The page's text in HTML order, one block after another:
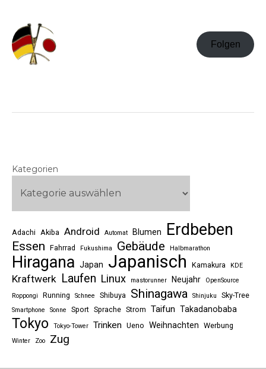
Folgen
Kategorien
Adachi Akiba Android Automat Blumen Erdbeben
Essen Fahrrad Fukushima Gebäude Halbmarathon
Hiragana Japan Japanisch Kamakura KDE
Kraftwerk Laufen Linux mastorunner Neujahr
OpenSource
Roppongi
Running Schnee Shibuya Shinagawa Shinjuku Sky-Tree
Smartphone Sonne Sport Sprache Strom Taifun Takadanobaba
Tokyo Tokyo-Tower Trinken Ueno Weihnachten Werbung
Winter Zoo Zug